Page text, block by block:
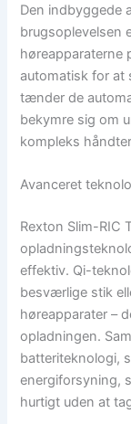
Den indbyggede
brugsoplevelsen
høreapparaterne
automatisk for at
tænder de
bekymre sig om
kompleks
Avanceret
Rexton Slim-RIC
effektiv. Qi-
besværlige stik
høreapparater –
opladningen.
batteriteknologi,
energiforsyning,
hurtigt uden at